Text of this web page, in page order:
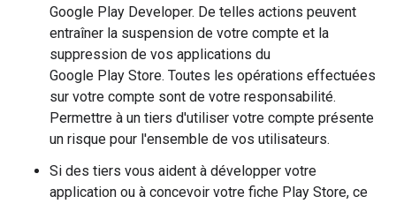
Google Play Developer. De telles actions peuvent
entraîner la suspension de votre compte et la
suppression de vos applications du
Google Play Store. Toutes les opérations effectuées
sur votre compte sont de votre responsabilité.
Permettre à un tiers d'utiliser votre compte présente
un risque pour l'ensemble de vos utilisateurs.
Si des tiers vous aident à développer votre
application ou à concevoir votre fiche Play Store, ce